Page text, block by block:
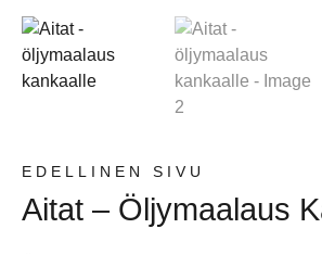
EDELLINEN SIVU
Aitat – Öljymaalaus